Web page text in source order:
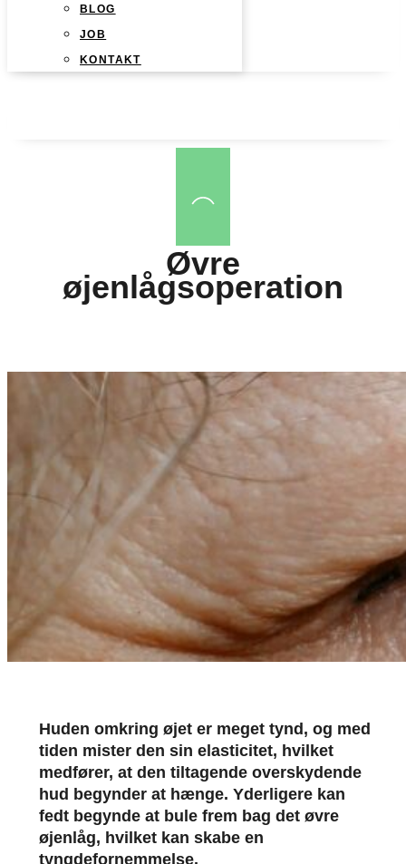
BLOG
JOB
KONTAKT
Øvre
øjenlågsoperation
Huden omkring øjet er meget tynd, og med
tiden mister den sin elasticitet, hvilket
medfører, at den tiltagende overskydende
hud begynder at hænge. Yderligere kan
fedt begynde at bule frem bag det øvre
øjenlåg, hvilket kan skabe en
tyngdefornemmelse.